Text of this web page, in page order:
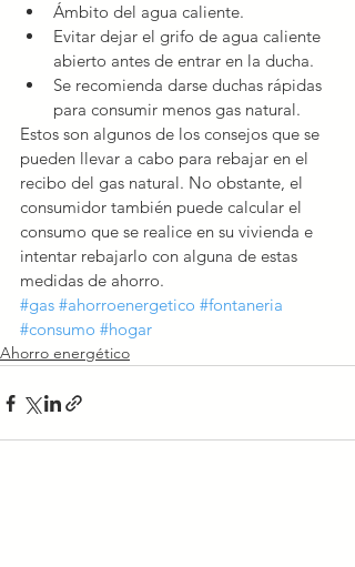
Ámbito del agua caliente.
Evitar dejar el grifo de agua caliente
abierto antes de entrar en la ducha.
Se recomienda darse duchas rápidas
para consumir menos gas natural.
Estos son algunos de los consejos que se
pueden llevar a cabo para rebajar en el
recibo del gas natural. No obstante, el
consumidor también puede calcular el
consumo que se realice en su vivienda e
intentar rebajarlo con alguna de estas
medidas de ahorro.
#gas #ahorroenergetico #fontaneria
#consumo #hogar
Ahorro energético